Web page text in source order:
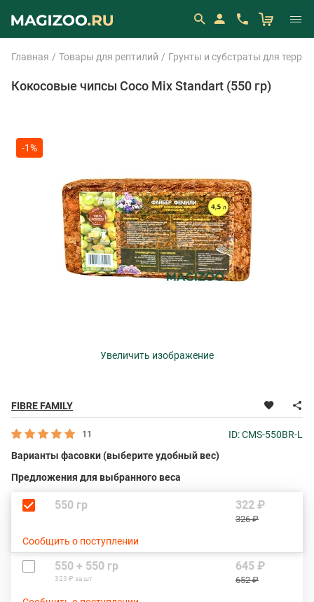
Главная Товары для рептилий Грунты и субстраты для
Кокосовые чипсы Coco Mix Standart (550 гр)
FIBRE FAMILY
-1%
Увеличить изображение
11
ID: CMS-550BR-L
Варианты фасовки (выберите удобный вес)
Предложения для выбранного веса
550 гр 322 ₽
326 ₽
Сообщить о поступлении
550 + 550 гр
323 ₽ за шт
645 ₽
652 ₽